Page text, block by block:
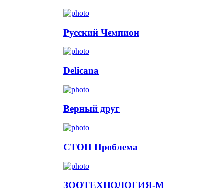
Русский Чемпион
Delicana
Верный друг
СТОП Проблема
ЗООТЕХНОЛОГИЯ-М